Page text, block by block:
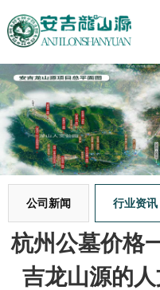
公司新闻 行业资讯
杭州公墓价格
吉龙山源的